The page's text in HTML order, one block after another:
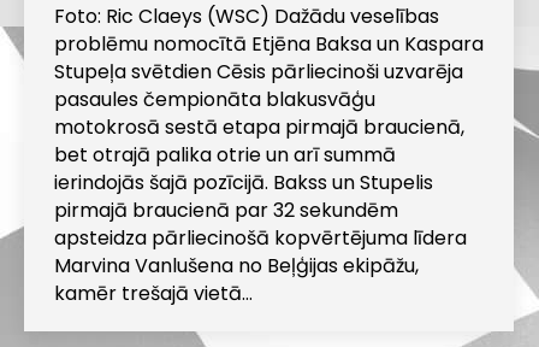
Foto: Ric Claeys (WSC) Dažādu veselības
problēmu nomocītā Etjēna Baksa un Kaspara
Stupeļa svētdien Cēsis pārliecinoši uzvarēja
pasaules čempionāta blakusvāģu
motokrosā sestā etapa pirmajā braucienā,
bet otrajā palika otrie un arī summā
ierindojās šajā pozīcijā. Bakss un Stupelis
pirmajā braucienā par 32 sekundēm
apsteidza pārliecinošā kopvērtējuma līdera
Marvina Vanlušena no Beļģijas ekipāžu,
kamēr trešajā vietā…